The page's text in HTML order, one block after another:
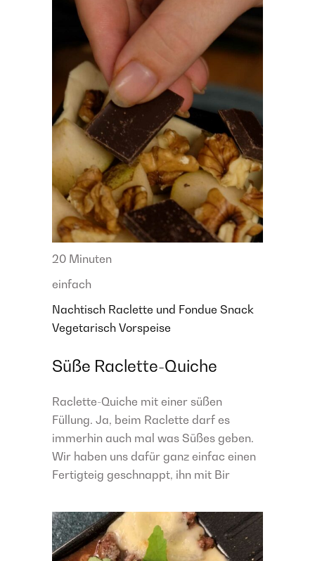
20 Minuten
einfach
Nachtisch Raclette und Fondue Snack
Vegetarisch Vorspeise
Süße Raclette-Quiche
Raclette-Quiche mit einer süßen
Füllung. Ja, beim Raclette darf es
immerhin auch mal was Süßes geben.
Wir haben uns dafür ganz einfac einen
Fertigteig geschnappt, ihn mit Bir